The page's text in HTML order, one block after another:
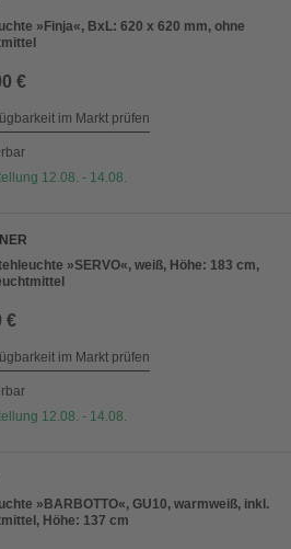
»Finja«, BxL: 620 x 620 mm, ohne
€
im Markt prüfen
12.08. - 14.08.
»SERVO«, weiß, Höhe: 183 cm,
€
im Markt prüfen
12.08. - 14.08.
»BARBOTTO«, GU10, warmweiß, inkl.
Höhe: 137 cm